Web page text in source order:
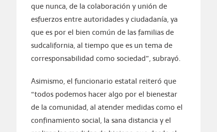
que nunca, de la colaboración y unión de
esfuerzos entre autoridades y ciudadanía, ya
que es por el bien común de las familias de
sudcalifornia, al tiempo que es un tema de
corresponsabilidad como sociedad”, subrayó.
Asimismo, el funcionario estatal reiteró que
“todos podemos hacer algo por el bienestar
de la comunidad, al atender medidas como el
confinamiento social, la sana distancia y el